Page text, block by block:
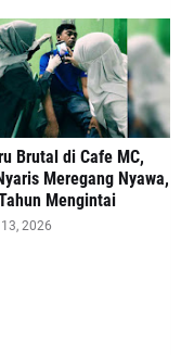
Brutal di Cafe MC,
Meregang Nyawa,
Mengintai
2026